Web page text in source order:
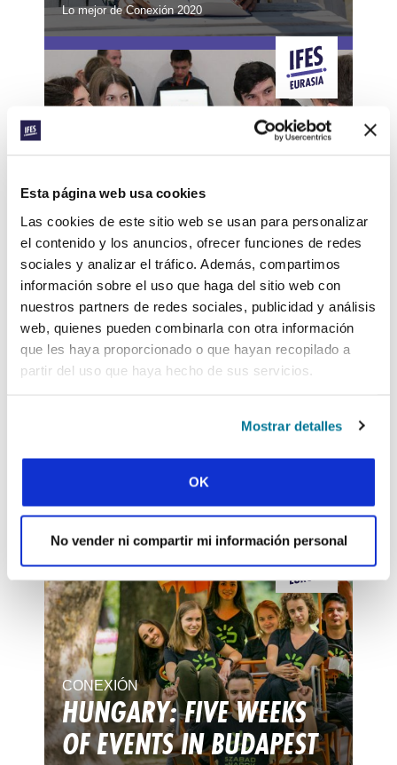
Esta página web usa cookies
Las cookies de este sitio web se usan para personalizar
el contenido y los anuncios, ofrecer funciones de redes
sociales y analizar el tráfico. Además, compartimos
información sobre el uso que haga del sitio web con
nuestros partners de redes sociales, publicidad y análisis
web, quienes pueden combinarla con otra información
que les haya proporcionado o que hayan recopilado a
partir del uso que haya hecho de sus servicios.
Mostrar detalles
OK
No vender ni compartir mi información personal
Lo mejor de Conexión 2020
CONEXIÓN
MOLDOVA: HACKATHON
BENIN: SPORTS
OUTREACH
CONEXIÓN
HUNGARY: FIVE WEEKS
OF EVENTS IN BUDAPEST